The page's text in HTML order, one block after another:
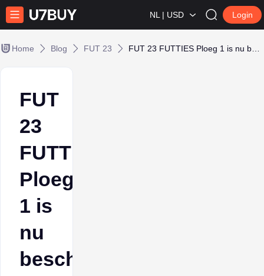
NL | USD Login
Home Blog FUT 23
FUT
23
FUTTIES
Ploeg
1 is
nu
beschikbaar